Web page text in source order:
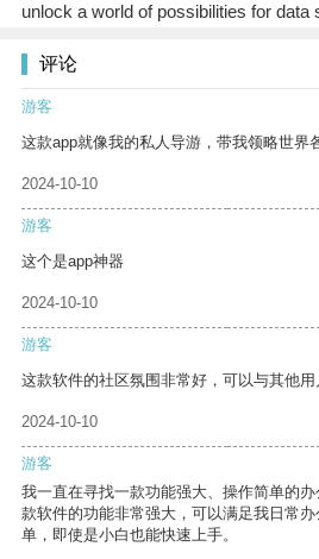
unlock a world of possibilities for data
评论
游客
这款app就像我的私人导游，带我领略世界
2024-10-10
游客
这个是app神器
2024-10-10
游客
这款软件的社区氛围非常好，可以与其他用
2024-10-10
游客
我一直在寻找一款功能强大、操作简单的
款软件的功能非常强大，可以满足我日常
单，即使是小白也能快速上手。